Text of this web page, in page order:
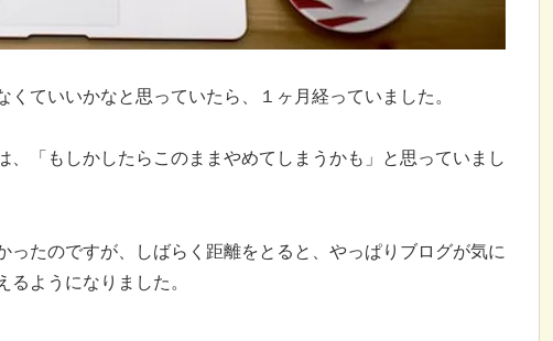
ていいかなと思っていたら、１ヶ月経っていました。
、「もしかしたらこのままやめてしまうかも」と思っていまし
たのですが、しばらく距離をとると、やっぱりブログが気に
ようになりました。